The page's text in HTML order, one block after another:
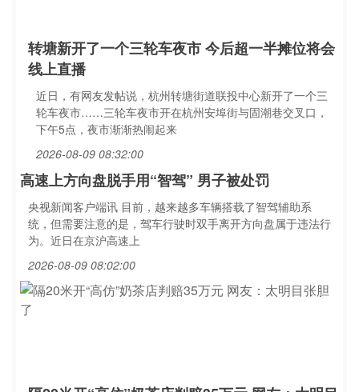
转塘新开了一个三轮车夜市 今后超一半摊位将会
线上直播
近日，有网友发帖说，杭州转塘街道联投中心新开了一个三
轮车夜市……三轮车夜市开在杭州安埠街与固潮巷交叉口，
下午5点，夜市渐渐热闹起来
2026-08-09 08:32:00
高速上方向盘脱手用“智驾” 男子被处罚
央视新闻客户端讯 目前，越来越多车辆搭载了智驾辅助系
统，但需要注意的是，驾车行驶时双手离开方向盘属于违法行
为。近日在京沪高速上
2026-08-09 08:02:00